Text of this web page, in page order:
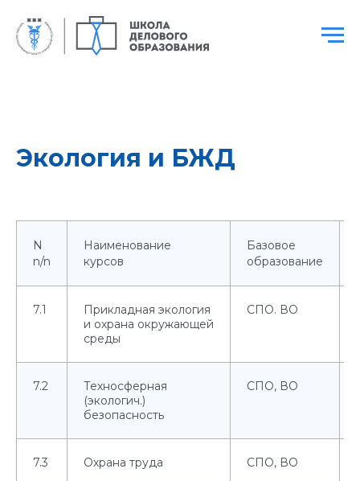
Экология и БЖД
N
n/n
Наименование
курсов
Базовое
образование
7.1
Прикладная экология
и охрана окружающей
среды
СПО. ВО
7.2
Техносферная
(экологич.)
безопасность
СПО, ВО
7.3 Охрана труда СПО, ВО